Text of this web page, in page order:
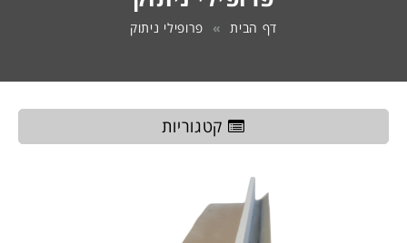
(1).png
דף הבית פרופילי ניתוק
קטגוריות